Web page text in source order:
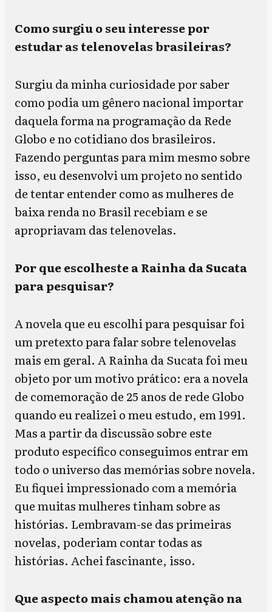
Como surgiu o seu interesse por
estudar as telenovelas brasileiras?
Surgiu da minha curiosidade por saber
como podia um gênero nacional importar
daquela forma na programação da Rede
Globo e no cotidiano dos brasileiros.
Fazendo perguntas para mim mesmo sobre
isso, eu desenvolvi um projeto no sentido
de tentar entender como as mulheres de
baixa renda no Brasil recebiam e se
apropriavam das telenovelas.
Por que escolheste a Rainha da Sucata
para pesquisar?
A novela que eu escolhi para pesquisar foi
um pretexto para falar sobre telenovelas
mais em geral. A Rainha da Sucata foi meu
objeto por um motivo prático: era a novela
de comemoração de 25 anos de rede Globo
quando eu realizei o meu estudo, em 1991.
Mas a partir da discussão sobre este
produto específico conseguimos entrar em
todo o universo das memórias sobre novela.
Eu fiquei impressionado com a memória
que muitas mulheres tinham sobre as
histórias. Lembravam-se das primeiras
novelas, poderiam contar todas as
histórias. Achei fascinante, isso.
Que aspecto mais chamou atenção na